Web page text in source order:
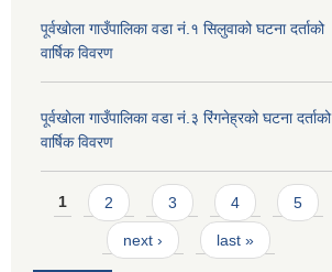
पूर्वखोला गाउँपालिका वडा नं.१ सिलुवाको घटना दर्ताको
वार्षिक विवरण
पूर्वखोला गाउँपालिका वडा नं.३ रिंगनेह्रको घटना दर्ताको
वार्षिक विवरण
Pages
1 2 3 4 5
next › last »